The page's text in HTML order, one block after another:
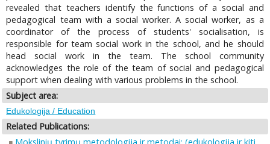
revealed that teachers identify the functions of a social and
pedagogical team with a social worker. A social worker, as a
coordinator of the process of students' socialisation, is
responsible for team social work in the school, and he should
head social work in the team. The school community
acknowledges the role of the team of social and pedagogical
support when dealing with various problems in the school.
Subject area:
Edukologija / Education
Related Publications: